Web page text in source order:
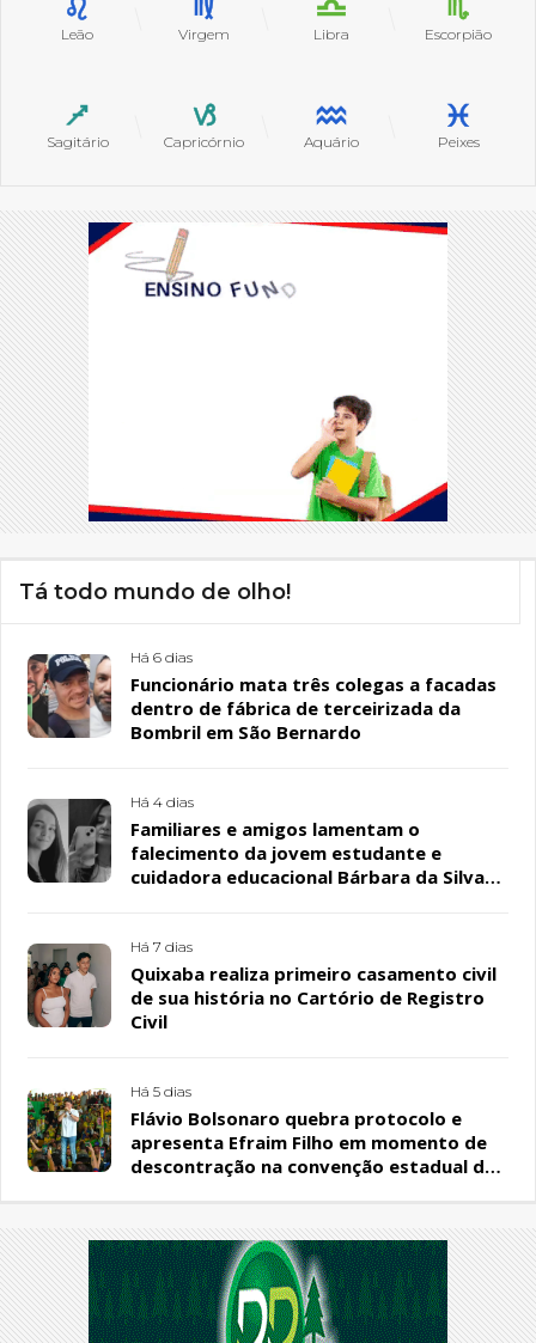
Leão Virgem Libra Escorpião
Sagitário Capricórnio Aquário Peixes
Tá todo mundo de olho!
Há 6 dias
Funcionário mata três colegas a facadas
dentro de fábrica de terceirizada da
Bombril em São Bernardo
Há 4 dias
Familiares e amigos lamentam o
falecimento da jovem estudante e
cuidadora educacional Bárbara da Silva
Há 7 dias
Quixaba realiza primeiro casamento civil
de sua história no Cartório de Registro
Civil
Há 5 dias
Flávio Bolsonaro quebra protocolo e
apresenta Efraim Filho em momento de
descontração na convenção estadual do